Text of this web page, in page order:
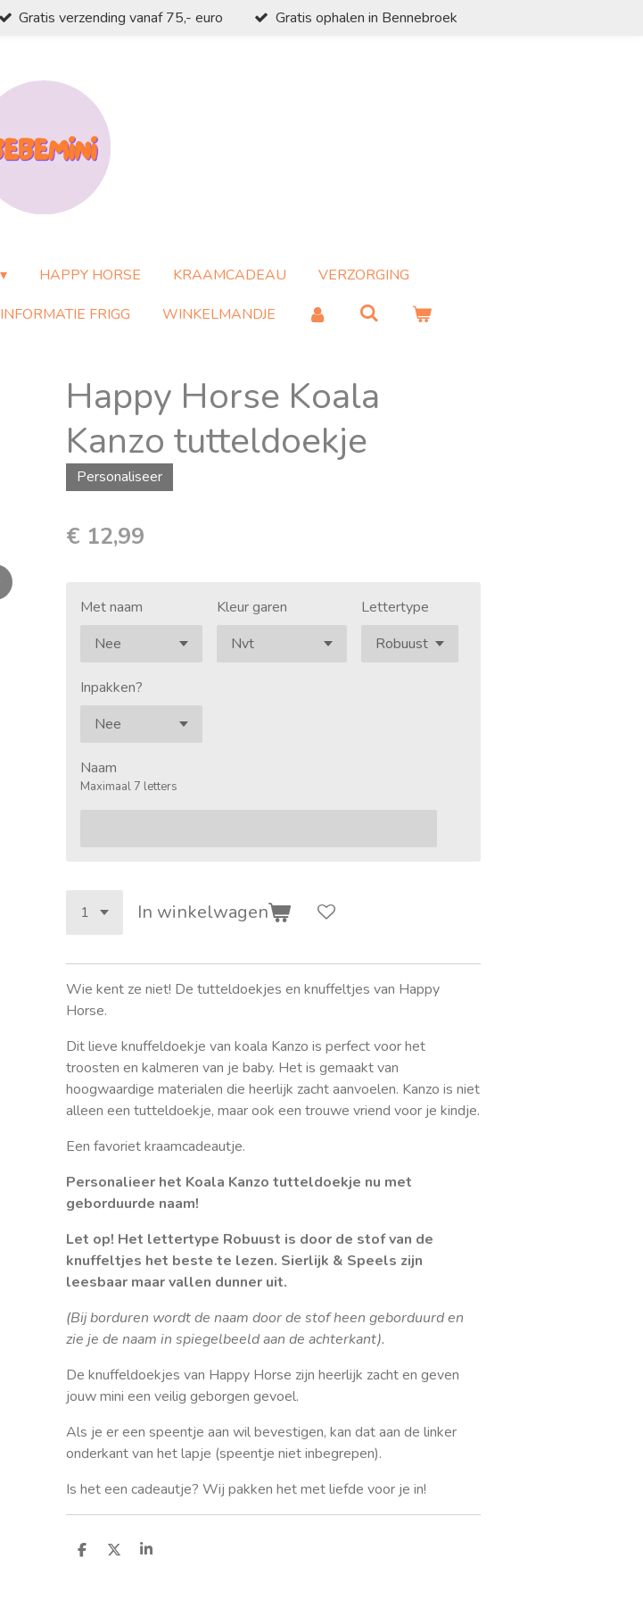
Gratis verzending vanaf 75,- euro Gratis ophalen in Bennebroek
HAPPY HORSE KRAAMCADEAU
VERZORGING
INFORMATIE FRIGG WINKELMANDJE
Happy Horse Koala
Kanzo tutteldoekje
Personaliseer
€ 12,99
Met naam Kleur garen Lettertype
Inpakken?
Naam
Maximaal 7 letters
In winkelwagen
Wie kent ze niet! De tutteldoekjes en knuffeltjes van Happy
Horse.
Dit lieve knuffeldoekje van koala Kanzo is perfect voor het
troosten en kalmeren van je baby. Het is gemaakt van
hoogwaardige materialen die heerlijk zacht aanvoelen. Kanzo is niet
alleen een tutteldoekje, maar ook een trouwe vriend voor je kindje.
Een favoriet kraamcadeautje.
Personalieer het Koala Kanzo tutteldoekje nu met
geborduurde naam!
Let op! Het lettertype Robuust is door de stof van de
knuffeltjes het beste te lezen. Sierlijk & Speels zijn
leesbaar maar vallen dunner uit.
(Bij borduren wordt de naam door de stof heen geborduurd en
zie je de naam in spiegelbeeld aan de achterkant).
De knuffeldoekjes van Happy Horse zijn heerlijk zacht en geven
jouw mini een veilig geborgen gevoel.
Als je er een speentje aan wil bevestigen, kan dat aan de linker
onderkant van het lapje (speentje niet inbegrepen).
Is het een cadeautje? Wij pakken het met liefde voor je in!
D
D
S